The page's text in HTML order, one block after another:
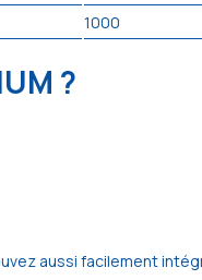
1000
?
aussi facilement